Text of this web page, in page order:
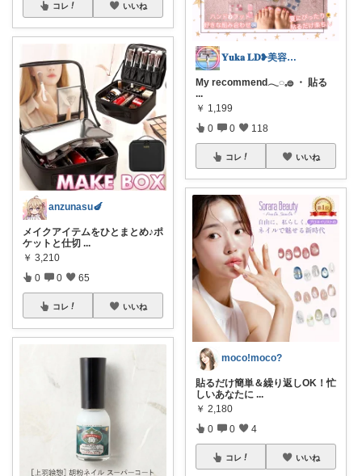
コレ いいね
anzunasu🍆
メイクアイテムをひとまとめ♪ポ
ケットと仕切 ...
￥ 3,210
0 0 65
コレ いいね
𝐘𝐮𝐤𝐚 𝐋𝐃❥美容＊暮らし
My recommend𓂃◌𓈒𓐍 ・ 貼る
...
￥ 1,199
0 0 118
コレ いいね
moco!moco?
貼るだけ簡単＆繰り返しOK！忙
しいあなたに ...
￥ 2,180
0 0 4
コレ いいね